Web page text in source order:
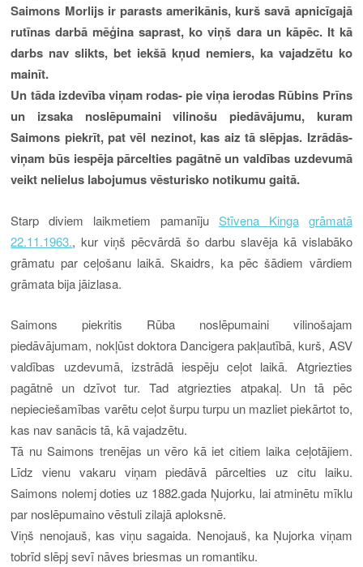
Saimons Morlijs ir parasts amerikānis, kurš savā apnicīgajā
rutīnas darbā mēģina saprast, ko viņš dara un kāpēc. It kā
darbs nav slikts, bet iekšā kņud nemiers, ka vajadzētu ko
mainīt.
Un tāda izdevība viņam rodas- pie viņa ierodas Rūbins Prīns
un izsaka noslēpumaini vilinošu piedāvājumu, kuram
Saimons piekrīt, pat vēl nezinot, kas aiz tā slēpjas. Izrādās-
viņam būs iespēja pārcelties pagātnē un valdības uzdevumā
veikt nelielus labojumus vēsturisko notikumu gaitā.
Starp diviem laikmetiem pamanīju Stīvena Kinga grāmatā
22.11.1963., kur viņš pēcvārdā šo darbu slavēja kā vislabāko
grāmatu par ceļošanu laikā. Skaidrs, ka pēc šādiem vārdiem
grāmata bija jāizlasa.
Saimons piekritis Rūba noslēpumaini vilinošajam
piedāvājumam, nokļūst doktora Dancigera pakļautībā, kurš, ASV
valdības uzdevumā, izstrādā iespēju ceļot laikā. Atgriezties
pagātnē un dzīvot tur. Tad atgriezties atpakaļ. Un tā pēc
nepieciešamības varētu ceļot šurpu turpu un mazliet piekārtot to,
kas nav sanācis tā, kā vajadzētu.
Tā nu Saimons trenējas un vēro kā iet citiem laika ceļotājiem.
Līdz vienu vakaru viņam piedāvā pārcelties uz citu laiku.
Saimons nolemj doties uz 1882.gada Ņujorku, lai atminētu mīklu
par noslēpumaino vēstuli zilajā aploksnē.
Viņš nenojauš, kas viņu sagaida. Nenojauš, ka Ņujorka viņam
tobrīd slēpj sevī nāves briesmas un romantiku.